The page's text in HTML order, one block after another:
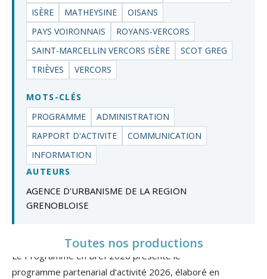
ISÈRE
MATHEYSINE
OISANS
PAYS VOIRONNAIS
ROYANS-VERCORS
SAINT-MARCELLIN VERCORS ISÈRE
SCOT GREG
TRIÈVES
VERCORS
MOTS-CLÉS
PROGRAMME
ADMINISTRATION
RAPPORT D'ACTIVITE
COMMUNICATION
INFORMATION
AUTEURS
AGENCE D'URBANISME DE LA REGION
GRENOBLOISE
Toutes nos productions
Le Programme en Bref 2026 présente le
programme partenarial d’activité 2026, élaboré en